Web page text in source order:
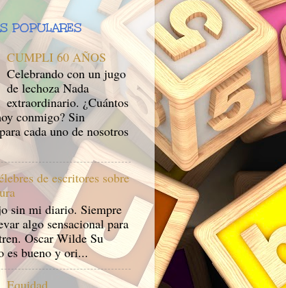
POPULARES
CUMPLI 60 AÑOS
Celebrando con un jugo
de lechoza Nada
extraordinario. ¿Cuántos
conmigo? Sin
cada uno de nosotros
de escritores sobre
sin mi diario. Siempre
algo sensacional para
Oscar Wilde Su
es bueno y ori...
Equidad